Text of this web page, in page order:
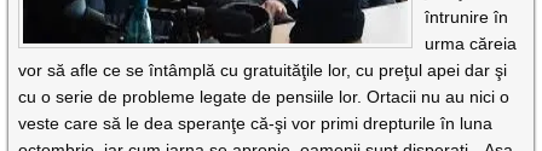
întrunire în
urma căreia
vor să afle ce se întâmplă cu gratuităţile lor, cu preţul apei dar şi
cu o serie de probleme legate de pensiile lor. Ortacii nu au nici o
veste care să le dea speranţe că-şi vor primi drepturile în luna